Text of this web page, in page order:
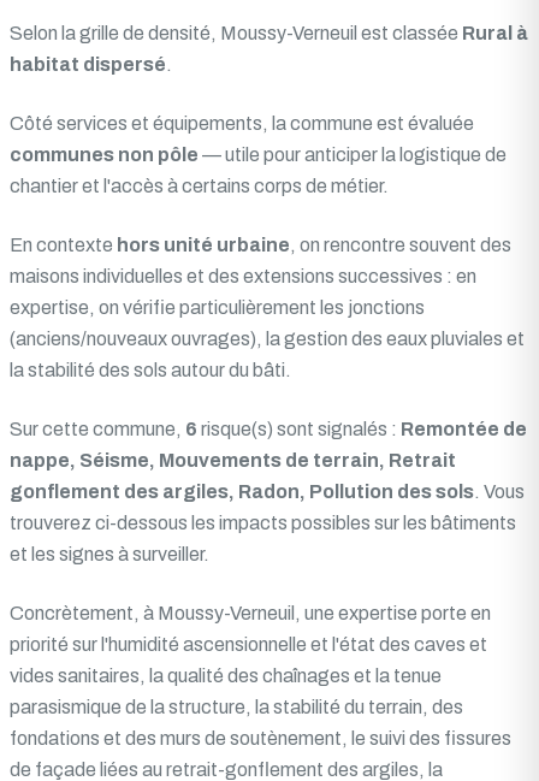
Selon la grille de densité, Moussy-Verneuil est classée Rural à
habitat dispersé.
Côté services et équipements, la commune est évaluée
communes non pôle — utile pour anticiper la logistique de
chantier et l'accès à certains corps de métier.
En contexte hors unité urbaine, on rencontre souvent des
maisons individuelles et des extensions successives : en
expertise, on vérifie particulièrement les jonctions
(anciens/nouveaux ouvrages), la gestion des eaux pluviales et
la stabilité des sols autour du bâti.
Sur cette commune, 6 risque(s) sont signalés : Remontée de
nappe, Séisme, Mouvements de terrain, Retrait
gonflement des argiles, Radon, Pollution des sols. Vous
trouverez ci-dessous les impacts possibles sur les bâtiments
et les signes à surveiller.
Concrètement, à Moussy-Verneuil, une expertise porte en
priorité sur l'humidité ascensionnelle et l'état des caves et
vides sanitaires, la qualité des chaînages et la tenue
parasismique de la structure, la stabilité du terrain, des
fondations et des murs de soutènement, le suivi des fissures
de façade liées au retrait-gonflement des argiles, la